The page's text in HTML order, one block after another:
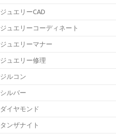
ジュエリーCAD
ジュエリーコーディネート
ジュエリーマナー
ジュエリー修理
ジルコン
シルバー
ダイヤモンド
タンザナイト